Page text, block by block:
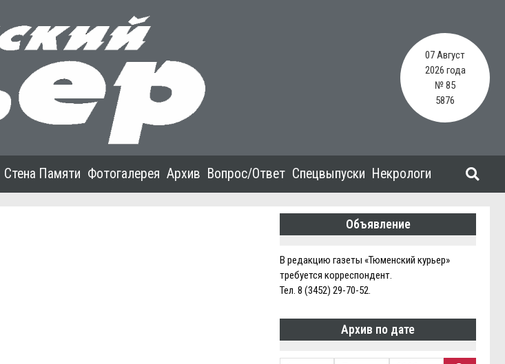
07 Август
2026 года
№ 85
5876
Стена Памяти Фотогалерея Архив Вопрос/Ответ Спецвыпуски Некрологи
Объявление
В редакцию газеты «Тюменский курьер»
требуется корреспондент.
Тел. 8 (3452) 29-70-52.
Архив по дате